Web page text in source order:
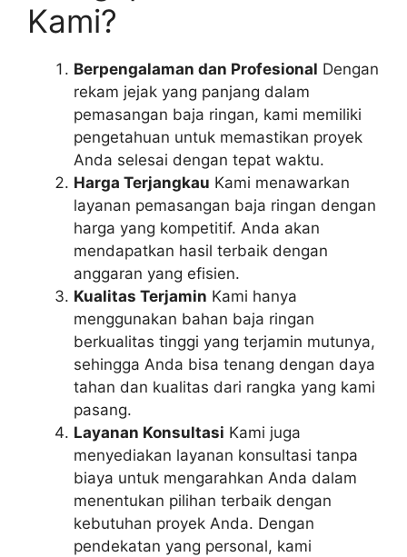
Kami?
Berpengalaman dan Profesional Dengan
rekam jejak yang panjang dalam
pemasangan baja ringan, kami memiliki
pengetahuan untuk memastikan proyek
Anda selesai dengan tepat waktu.
Harga Terjangkau Kami menawarkan
layanan pemasangan baja ringan dengan
harga yang kompetitif. Anda akan
mendapatkan hasil terbaik dengan
anggaran yang efisien.
Kualitas Terjamin Kami hanya
menggunakan bahan baja ringan
berkualitas tinggi yang terjamin mutunya,
sehingga Anda bisa tenang dengan daya
tahan dan kualitas dari rangka yang kami
pasang.
Layanan Konsultasi Kami juga
menyediakan layanan konsultasi tanpa
biaya untuk mengarahkan Anda dalam
menentukan pilihan terbaik dengan
kebutuhan proyek Anda. Dengan
pendekatan yang personal, kami